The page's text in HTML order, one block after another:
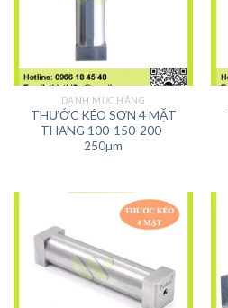
DANH MỤC HÃNG
THƯỚC KÉO SƠN 4 MẶT
THANG 100-150-200-
250µm